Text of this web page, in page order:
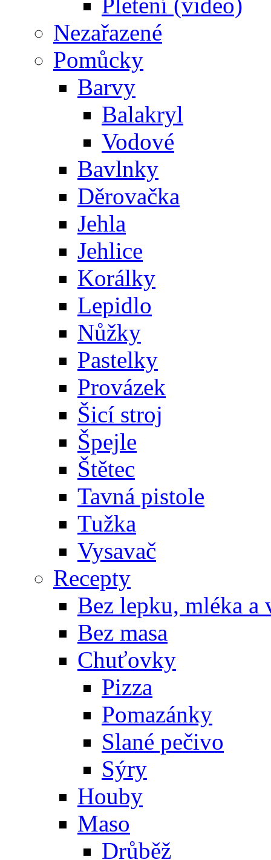
Nezařazené
Pomůcky
Barvy
Balakryl
Vodové
Bavlnky
Děrovačka
Jehla
Jehlice
Korálky
Lepidlo
Nůžky
Pastelky
Provázek
Šicí stroj
Špejle
Štětec
Tavná pistole
Tužka
Vysavač
Recepty
Bez lepku, mléka a
Bez masa
Chuťovky
Pizza
Pomazánky
Slané pečivo
Sýry
Houby
Maso
Drůběž